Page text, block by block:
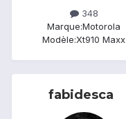
348
Marque:Motorola
Modèle:Xt910 Maxx
fabidesca